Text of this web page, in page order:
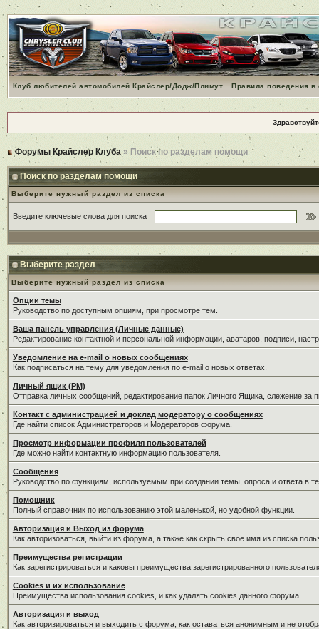
Клуб любителей автомобилей Крайслер/Додж/Плимут Правила поведения
Форумы Крайслер Клуба » Поиск по разделам помощи
Поиск по разделам помощи
Выберите нужный раздел из списка
Введите ключевые слова для поиска
Выберите раздел
Выберите нужный раздел из списка
Опции темы
Руководство по доступным опциям, при просмотре тем.
Ваша панель управления (Личные данные)
Редактирование контактной и персональной информации, аватаров, подписи,
Уведомление на e-mail о новых сообщениях
Как подписаться на тему для уведомления по e-mail о новых ответах.
Личный ящик (PM)
Отправка личных сообщений, редактирование папок Личного Ящика, слежение
Контакт с администрацией и доклад модератору о сообщениях
Где найти список Администраторов и Модераторов форума.
Просмотр информации профиля пользователей
Где можно найти контактную информацию пользователя.
Сообщения
Руководство по функциям, используемым при создании темы, опроса и ответа в
Помощник
Полный справочник по использованию этой маленькой, но удобной функции.
Авторизация и Выход из форума
Как авторизоваться, выйти из форума, а также как скрыть свое имя из списка
Преимущества регистрации
Как зарегистрироваться и каковы преимущества зарегистрированного
Cookies и их использование
Преимущества использования cookies, и как удалять cookies данного форума.
Авторизация и выход
Как авторизироваться и выходить с форума, как оставаться анонимным и не